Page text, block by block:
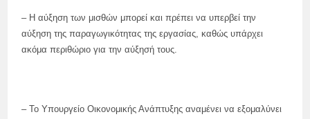
– Η αύξηση των μισθών μπορεί και πρέπει να υπερβεί την
αύξηση της παραγωγικότητας της εργασίας, καθώς υπάρχει
ακόμα περιθώριο για την αύξησή τους.
– Το Υπουργείο Οικονομικής Ανάπτυξης αναμένει να εξομαλύνει